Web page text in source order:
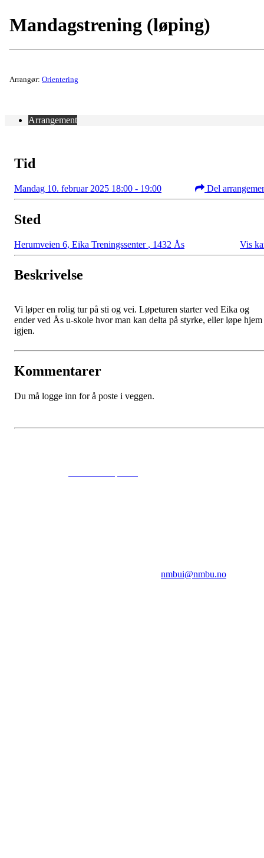
Mandagstrening (løping)
Arrangør: Orientering
Arrangement
Tid
Mandag 10. februar 2025 18:00 - 19:00 Del
Sted
Herumveien 6, Eika Treningssenter , 1432 Ås Vis
Beskrivelse
Vi løper en rolig tur på sti og vei. Løpeturen starter ved Eika og
ender ved Ås u-skole hvor man kan delta på styrke, eller løpe hjem
igjen.
Kommentarer
Du må logge inn for å poste i veggen.
nmbui@nmbu.no